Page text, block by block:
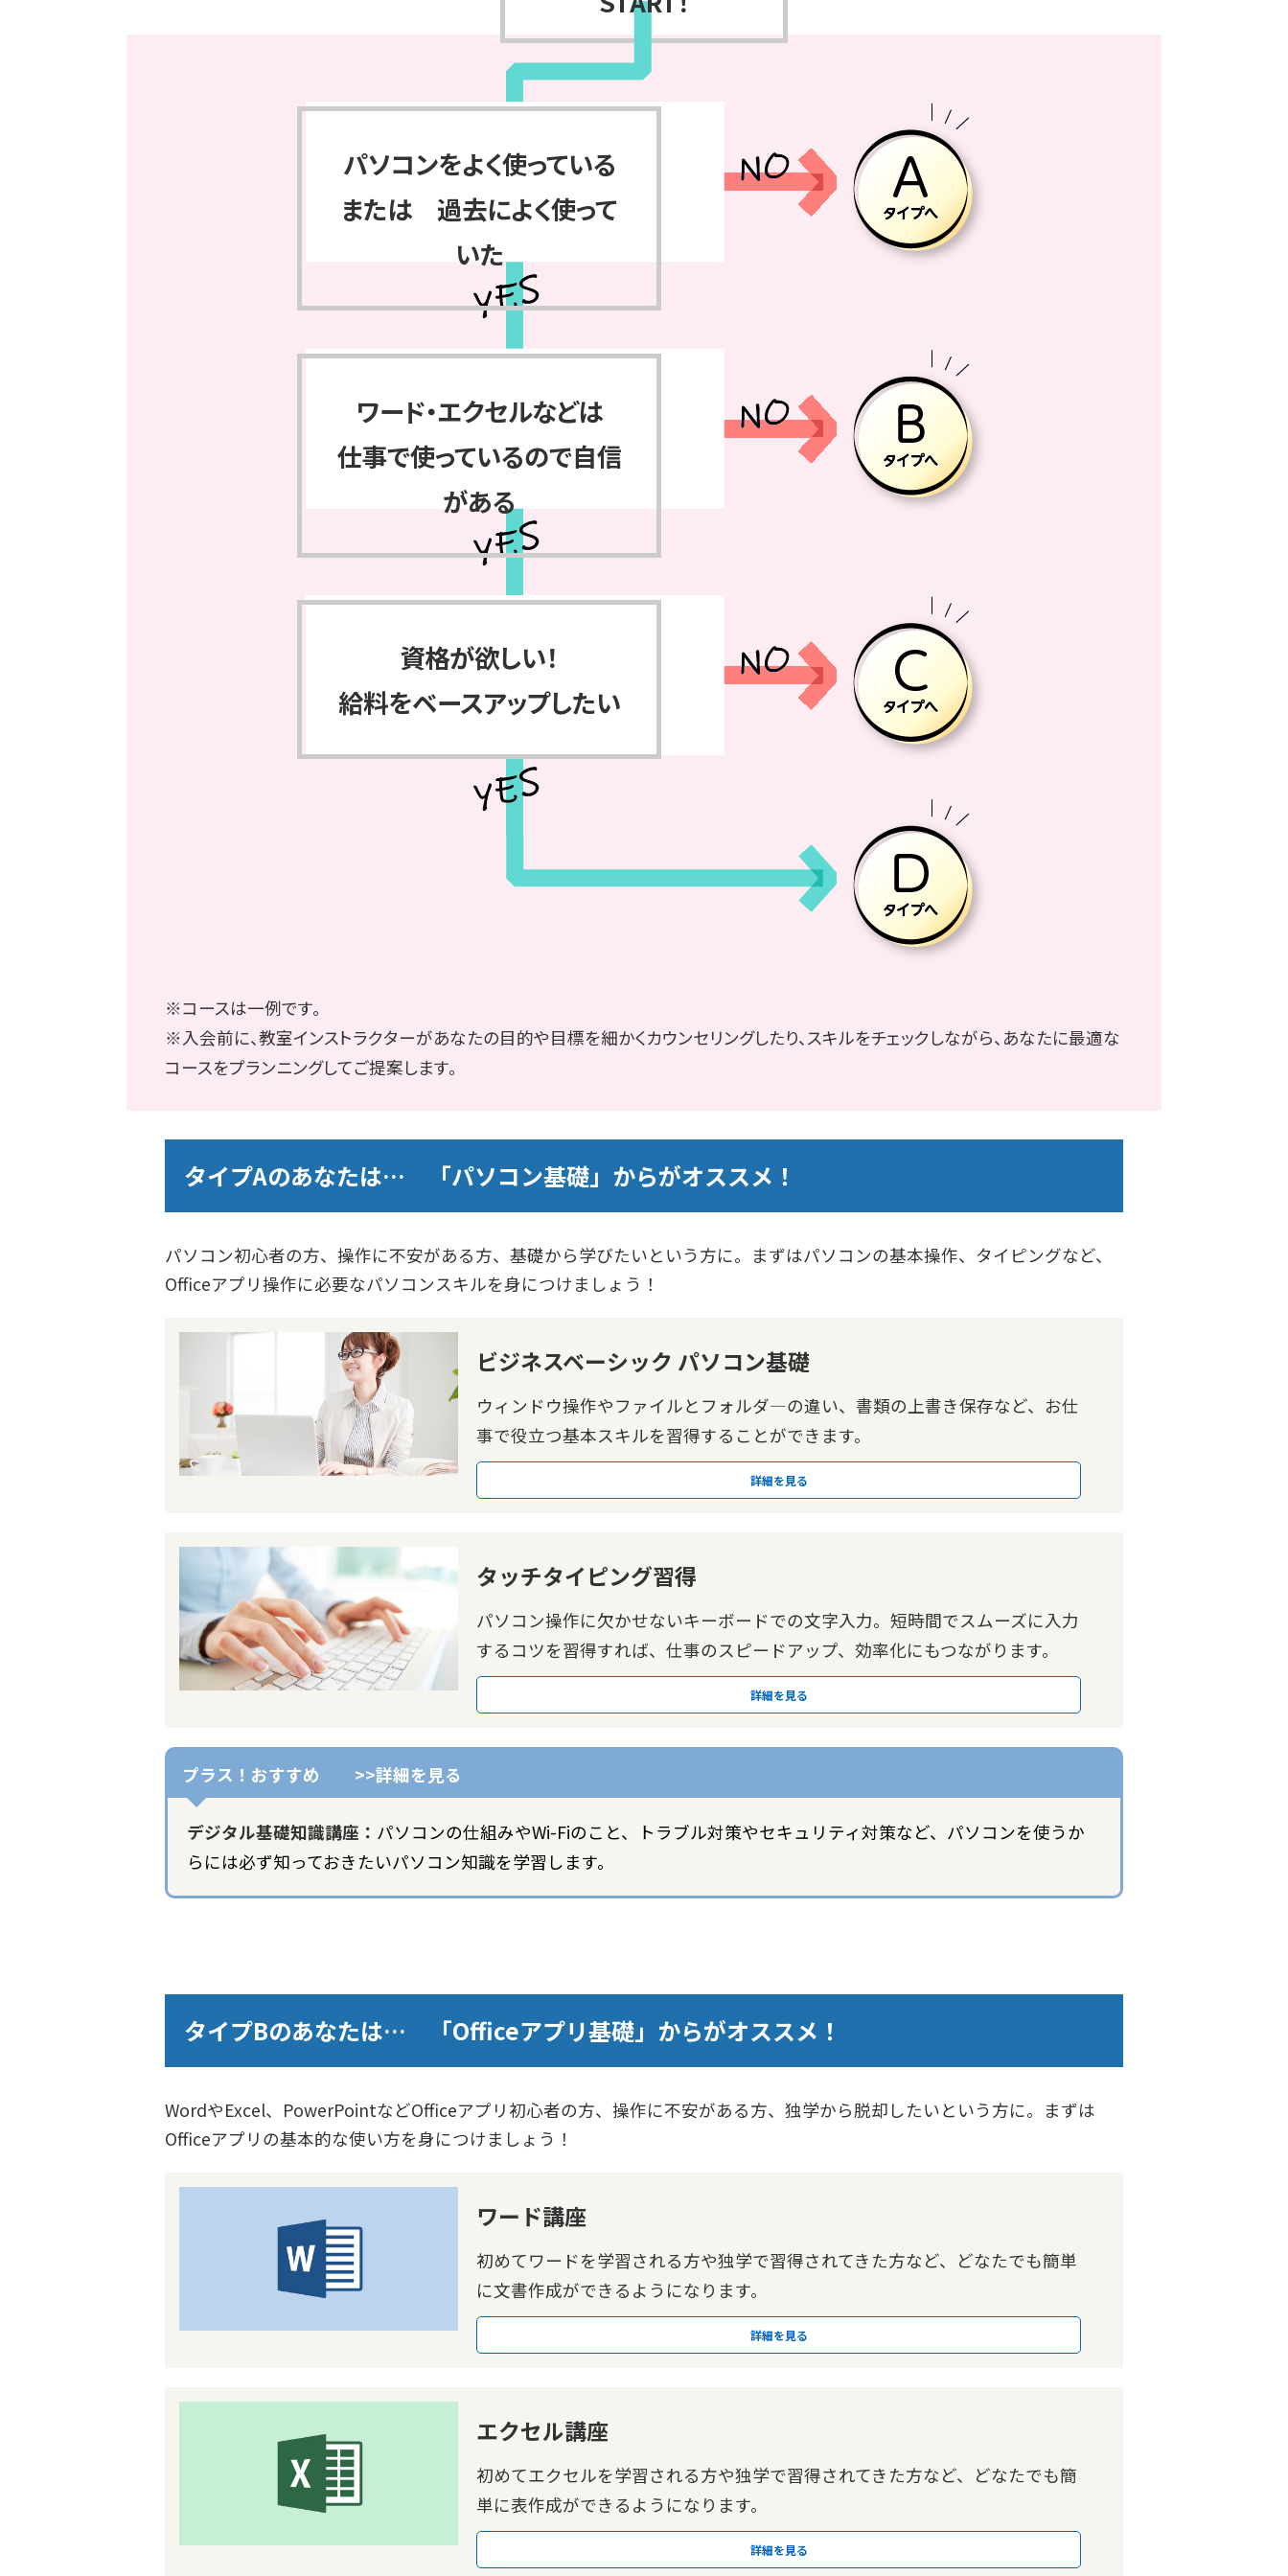
パソコンをよく使っている
または 過去によく使って
いた
ワード・エクセルなどは
仕事で使っているので自信
がある
資格が欲しい！
給料をベースアップしたい
※コースは一例です。
※入会前に、教室インストラクターがあなたの目的や目標を細かくカウンセリングしたり、スキルをチェックしながら、あなたに最適な
コースをプランニングしてご提案します。
タイプAのあなたは… 「パソコン基礎」からがオススメ！
パソコン初心者の方、操作に不安がある方、基礎から学びたいという方に。まずはパソコンの基本操作、タイピングなど、
Officeアプリ操作に必要なパソコンスキルを身につけましょう！
ビジネスベーシック パソコン基礎
ウィンドウ操作やファイルとフォルダ―の違い、書類の上書き保存など、お仕
事で役立つ基本スキルを習得することができます。
詳細を見る
タッチタイピング習得
パソコン操作に欠かせないキーボードでの文字入力。短時間でスムーズに入力
するコツを習得すれば、仕事のスピードアップ、効率化にもつながります。
詳細を見る
デジタル基礎知識講座： パソコンの仕組みやWi-Fiのこと、トラブル対策やセキュリティ対策など、パソコンを使うか
らには必ず知っておきたいパソコン知識を学習します。
タイプBのあなたは… 「Officeアプリ基礎」からがオススメ！
WordやExcel、PowerPointなどOfficeアプリ初心者の方、操作に不安がある方、独学から脱却したいという方に。まずは
Officeアプリの基本的な使い方を身につけましょう！
ワード講座
初めてワードを学習される方や独学で習得されてきた方など、どなたでも簡単
に文書作成ができるようになります。
詳細を見る
エクセル講座
初めてエクセルを学習される方や独学で習得されてきた方など、どなたでも簡
単に表作成ができるようになります。
詳細を見る